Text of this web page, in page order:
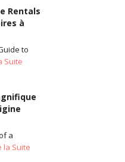
Rentals
à
to
Suite
a
la Suite